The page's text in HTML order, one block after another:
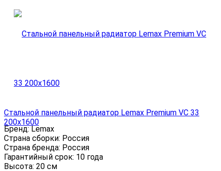
Стальной панельный радиатор Lemax Premium VC 33
200х1600
Бренд:Lemax
Страна сборки: Россия
Страна бренда: Россия
Гарантийный срок: 10 года
Высота: 20 см